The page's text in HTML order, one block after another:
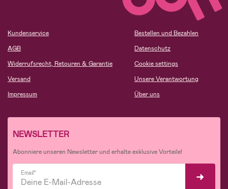
Kundenservice
AGB
Widerrufsrecht, Retouren & Garantie
Versand
Impressum
Bestellen und Bezahlen
Datenschutz
Cookie settings
Unsere Verantwortung
Über uns
NEWSLETTER
Abonniere unseren Newsletter und erhalte exklusive Vorteile!
Email*